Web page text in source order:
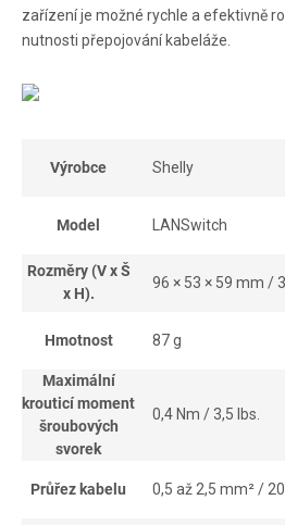
zařízení je možné rychle a efektivně
nutnosti přepojování kabeláže.
Výrobce Shelly
Model LANSwitch
Rozměry (V x Š
x H).
96 × 53 × 59 mm /
Hmotnost 87 g
Maximální
krouticí moment
šroubových
svorek
0,4 Nm / 3,5 lbs.
Průřez kabelu 0,5 až 2,5 mm² /